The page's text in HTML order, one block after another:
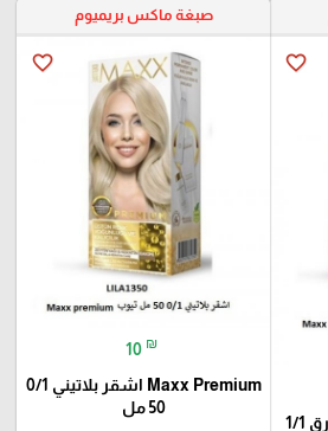
favorite_border
Maxx Premium اسود مزرق 1/1
صبغة ماكس بريميوم
favorite_border
10 ₪
Maxx Premium اشقر بلاتيني 0/1
50 مل